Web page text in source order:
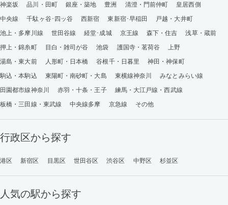
神楽坂
品川・田町 銀座・築地 豊洲 清澄・門前仲町
皇居西側
中央線
千駄ヶ谷･四ッ谷 西新宿 東新宿･早稲田
戸越・大井町
池上・多摩川線
世田谷線 経堂･成城 京王線 森下・住吉
浅草・蔵前
押上・錦糸町
目白・雑司が谷 池袋 護国寺・茗荷谷
上野
湯島・東大前
人形町・日本橋 谷根千・日暮里
神田・神保町
駒込・本駒込
東陽町・南砂町・大島 東横線神奈川
みなとみらい線
田園都市線神奈川
赤羽・十条・王子
練馬・大江戸線・西武線
板橋・三田線・東武線
中央線多摩 京急線 その他
行政区から探す
港区 新宿区 目黒区 世田谷区 渋谷区 中野区 杉並区
人気の駅から探す